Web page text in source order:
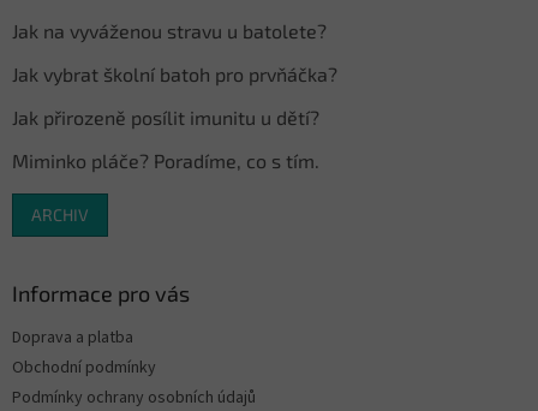
Jak na vyváženou stravu u batolete?
Jak vybrat školní batoh pro prvňáčka?
Jak přirozeně posílit imunitu u dětí?
Miminko pláče? Poradíme, co s tím.
ARCHIV
Informace pro vás
Doprava a platba
Obchodní podmínky
Podmínky ochrany osobních údajů